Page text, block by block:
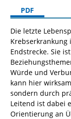
PDF
Die letzte
Endstrecke. Sie
Würde und
kann hier
sondern durch
Leitend ist dabei
Orientierung an